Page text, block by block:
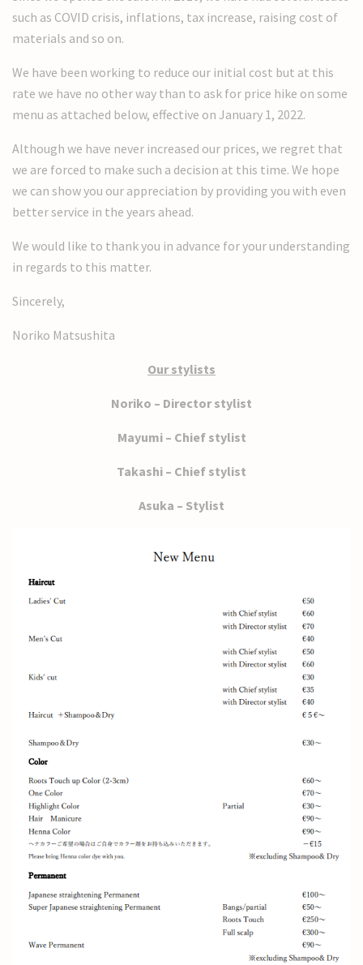
such as COVID crisis, inflations, tax increase, raising cost of
materials and so on.
We have been working to reduce our initial cost but at this
rate we have no other way than to ask for price hike on some
menu as attached below, effective on January 1, 2022.
Although we have never increased our prices, we regret that
we are forced to make such a decision at this time. We hope
we can show you our appreciation by providing you with even
better service in the years ahead.
We would like to thank you in advance for your understanding
in regards to this matter.
Sincerely,
Noriko Matsushita
Our stylists
Noriko – Director stylist
Mayumi – Chief stylist
Takashi – Chief stylist
Asuka – Stylist